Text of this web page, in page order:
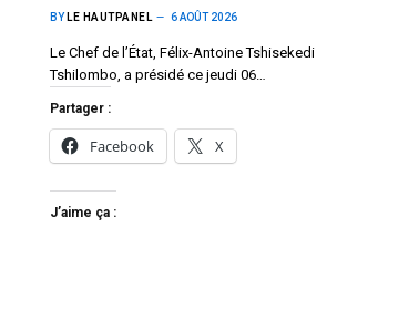
BY LE HAUTPANEL 6 AOÛT 2026
Le Chef de l’État, Félix-Antoine Tshisekedi
Tshilombo, a présidé ce jeudi 06…
Partager :
Facebook X
J’aime ça :